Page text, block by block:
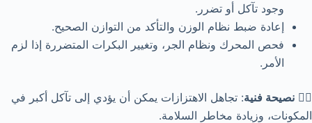
وجود تآكل أو تضرر.
إعادة ضبط نظام الوزن والتأكد من التوازن الصحيح.
فحص المحرك ونظام الجر، وتغيير البكرات المتضررة إذا لزم
الأمر.
👷‍♂️ نصيحة فنية: تجاهل الاهتزازات يمكن أن يؤدي إلى تآكل أكبر في
المكونات، وزيادة مخاطر السلامة.